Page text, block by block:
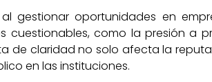
gestionar oportunidades en
cuestionables, como la presión a
de claridad no solo afecta la
en las instituciones.